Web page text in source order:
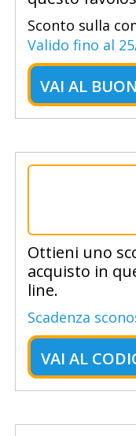
Sconto sulla
Valido fino al
VAI AL
Ottieni uno
acquisto in
line.
Scadenza
VAI AL